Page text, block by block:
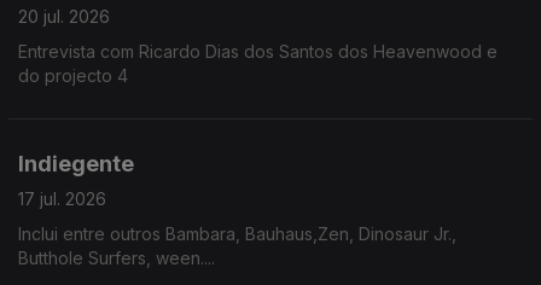
20 jul. 2026
Entrevista com Ricardo Dias dos Santos dos Heavenwood e
do projecto 4
Indiegente
17 jul. 2026
Inclui entre outros Bambara, Bauhaus,Zen, Dinosaur Jr.,
Butthole Surfers, ween....